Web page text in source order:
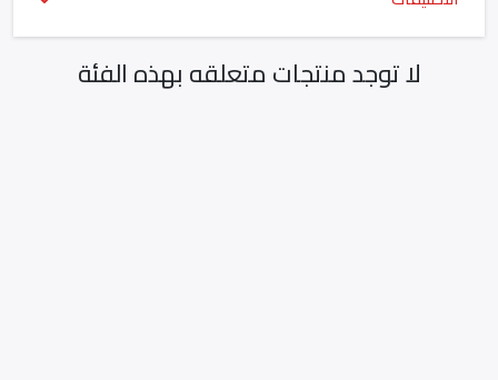
لا توجد منتجات متعلقه بهذه الفئة